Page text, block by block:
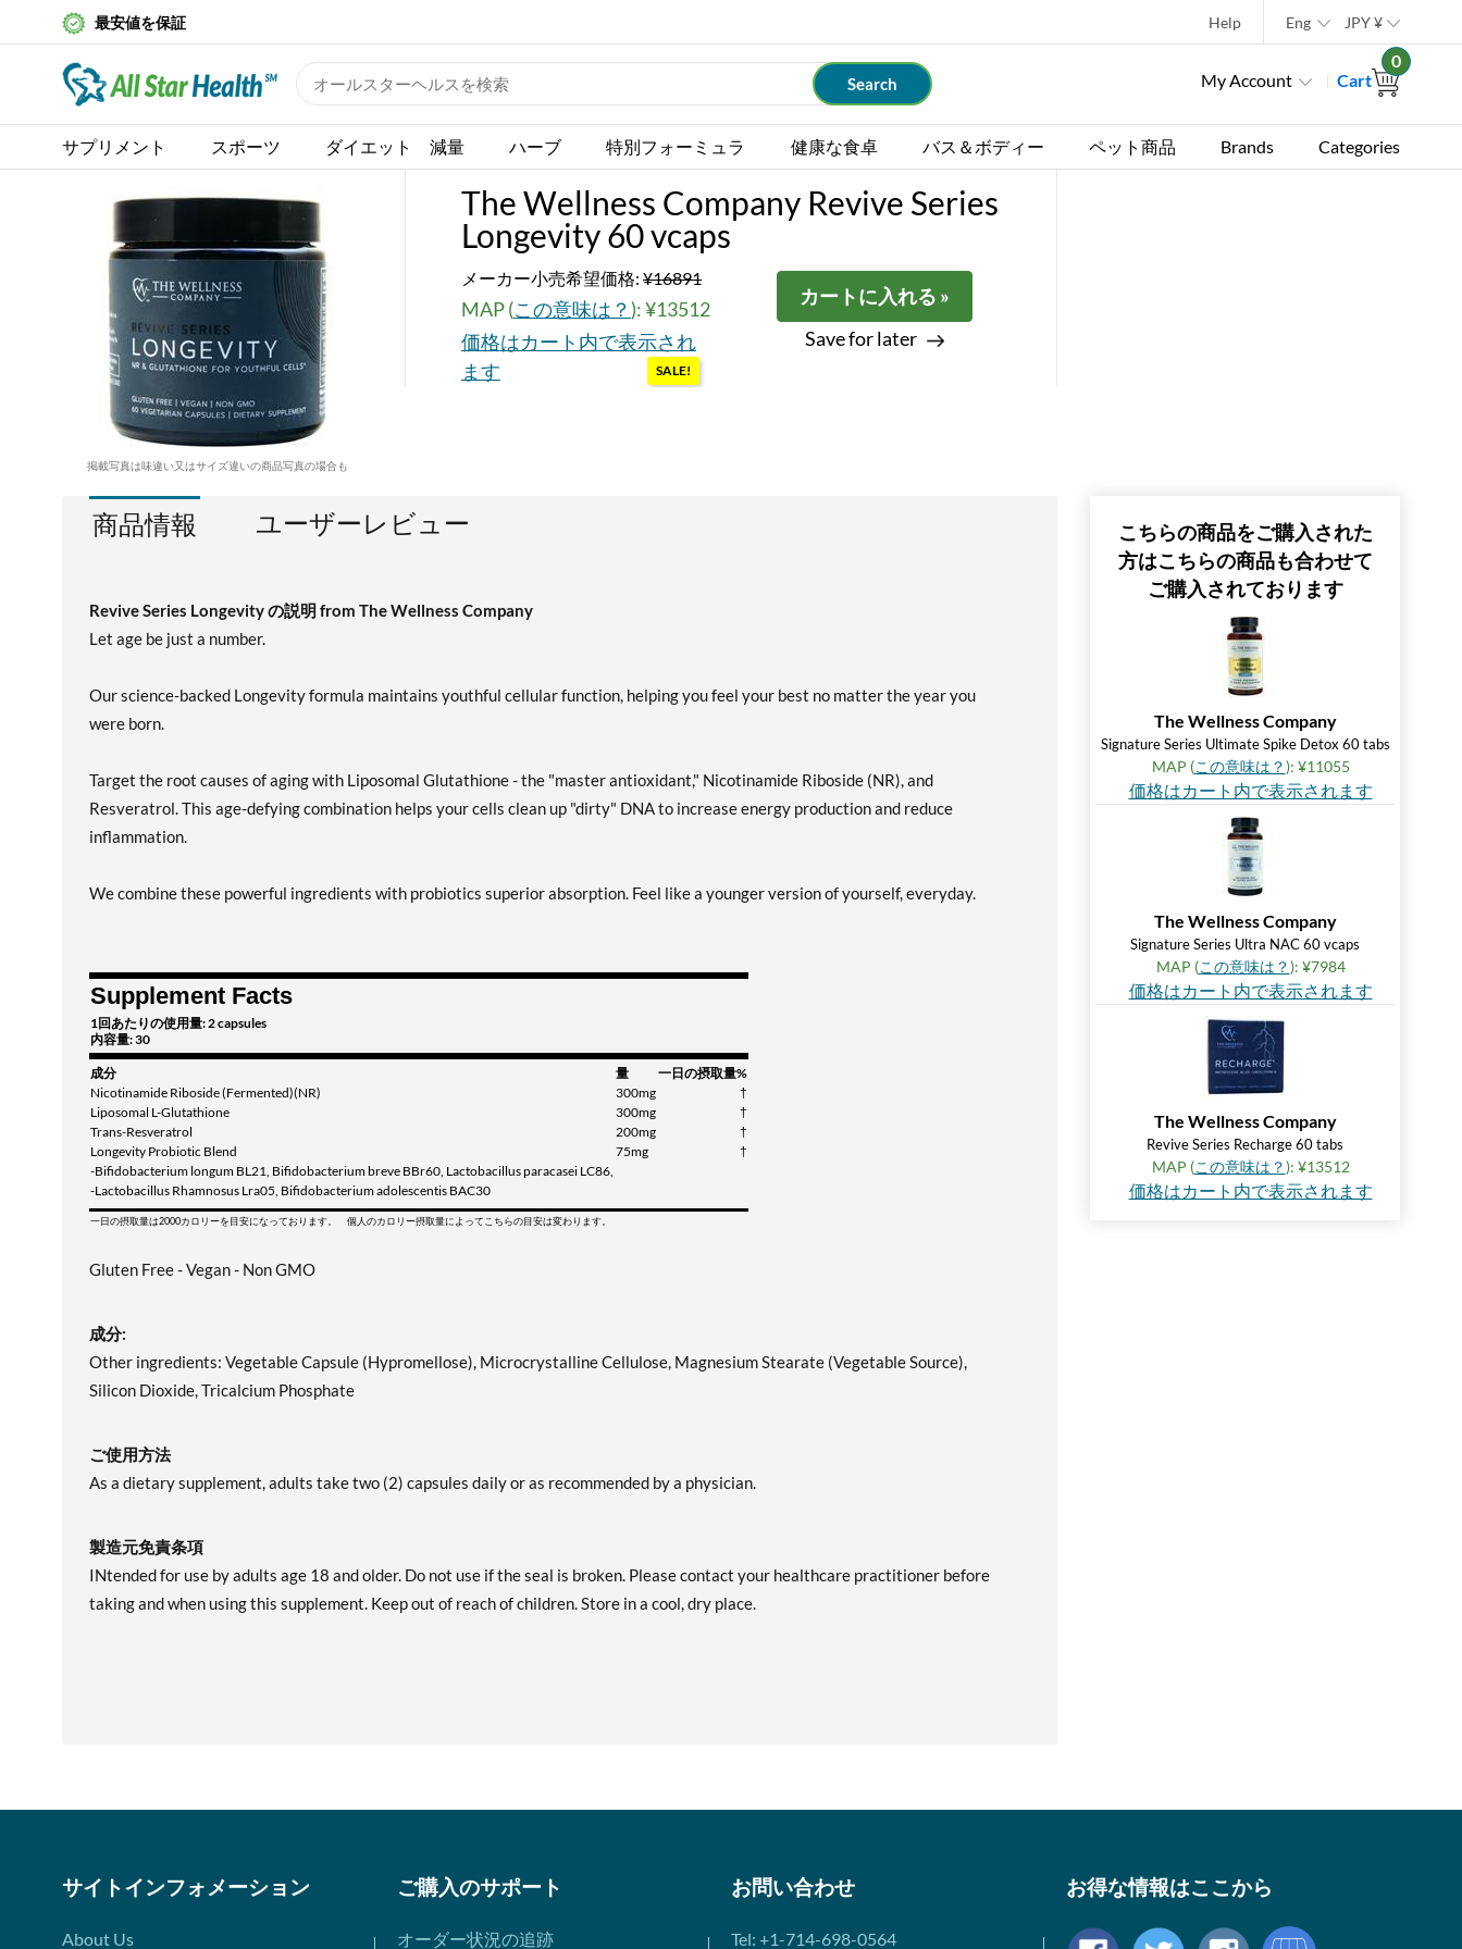
最安値を保証 Help Eng JPY¥
My Account Cart
0
サプリメント スポーツ ダイエット 減量 ハーブ 特別フォーミュラ 健康な食卓 バス＆ボディー ペット商品 Brands Categories
掲載写真は味違い又はサイズ違いの商品写真の場合も
The Wellness Company Revive Series
Longevity 60 vcaps
メーカー小売希望価格: ¥16891
MAP (この意味は？ ): ¥13512
価格はカート内で表示され
ます
SALE!
カートに入れる »
Save for later
商品情報 ユーザーレビュー
Revive Series Longevity の説明 from The Wellness Company
Let age be just a number.
Our science-backed Longevity formula maintains youthful cellular function, helping you feel your best no matter the year you
were born.
Target the root causes of aging with Liposomal Glutathione - the "master antioxidant," Nicotinamide Riboside (NR), and
Resveratrol. This age-defying combination helps your cells clean up "dirty" DNA to increase energy production and reduce
inflammation.
We combine these powerful ingredients with probiotics superior absorption. Feel like a younger version of yourself, everyday.
Supplement Facts
1回あたりの使用量: 2 capsules
内容量: 30
成分 量
一日の摂取量%
Nicotinamide Riboside (Fermented)(NR)
300mg
†
Liposomal L-Glutathione
300mg
†
Trans-Resveratrol
200mg
†
Longevity Probiotic Blend
75mg
†
-Bifidobacterium longum BL21, Bifidobacterium breve BBr60, Lactobacillus paracasei LC86,
-Lactobacillus Rhamnosus Lra05, Bifidobacterium adolescentis BAC30
一日の摂取量は2000カロリーを目安になっております。 個人のカロリー摂取量によってこちらの目安は変わります。
Gluten Free - Vegan - Non GMO
成分:
Other ingredients: Vegetable Capsule (Hypromellose), Microcrystalline Cellulose, Magnesium Stearate (Vegetable Source),
Silicon Dioxide, Tricalcium Phosphate
ご使用方法
As a dietary supplement, adults take two (2) capsules daily or as recommended by a physician.
製造元免責条項
INtended for use by adults age 18 and older. Do not use if the seal is broken. Please contact your healthcare practitioner before
taking and when using this supplement. Keep out of reach of children. Store in a cool, dry place.
こちらの商品をご購入された
方はこちらの商品も合わせて
ご購入されております
The Wellness Company
Signature Series Ultimate Spike Detox 60 tabs
MAP (この意味は？): ¥11055
価格はカート内で表示されます
The Wellness Company
Signature Series Ultra NAC 60 vcaps
MAP (この意味は？): ¥7984
価格はカート内で表示されます
The Wellness Company
Revive Series Recharge 60 tabs
MAP (この意味は？): ¥13512
価格はカート内で表示されます
サイトインフォメーション
About Us
ご購入のサポート
オーダー状況の追跡
お問い合わせ
Tel: +1-714-698-0564
お得な情報はここから